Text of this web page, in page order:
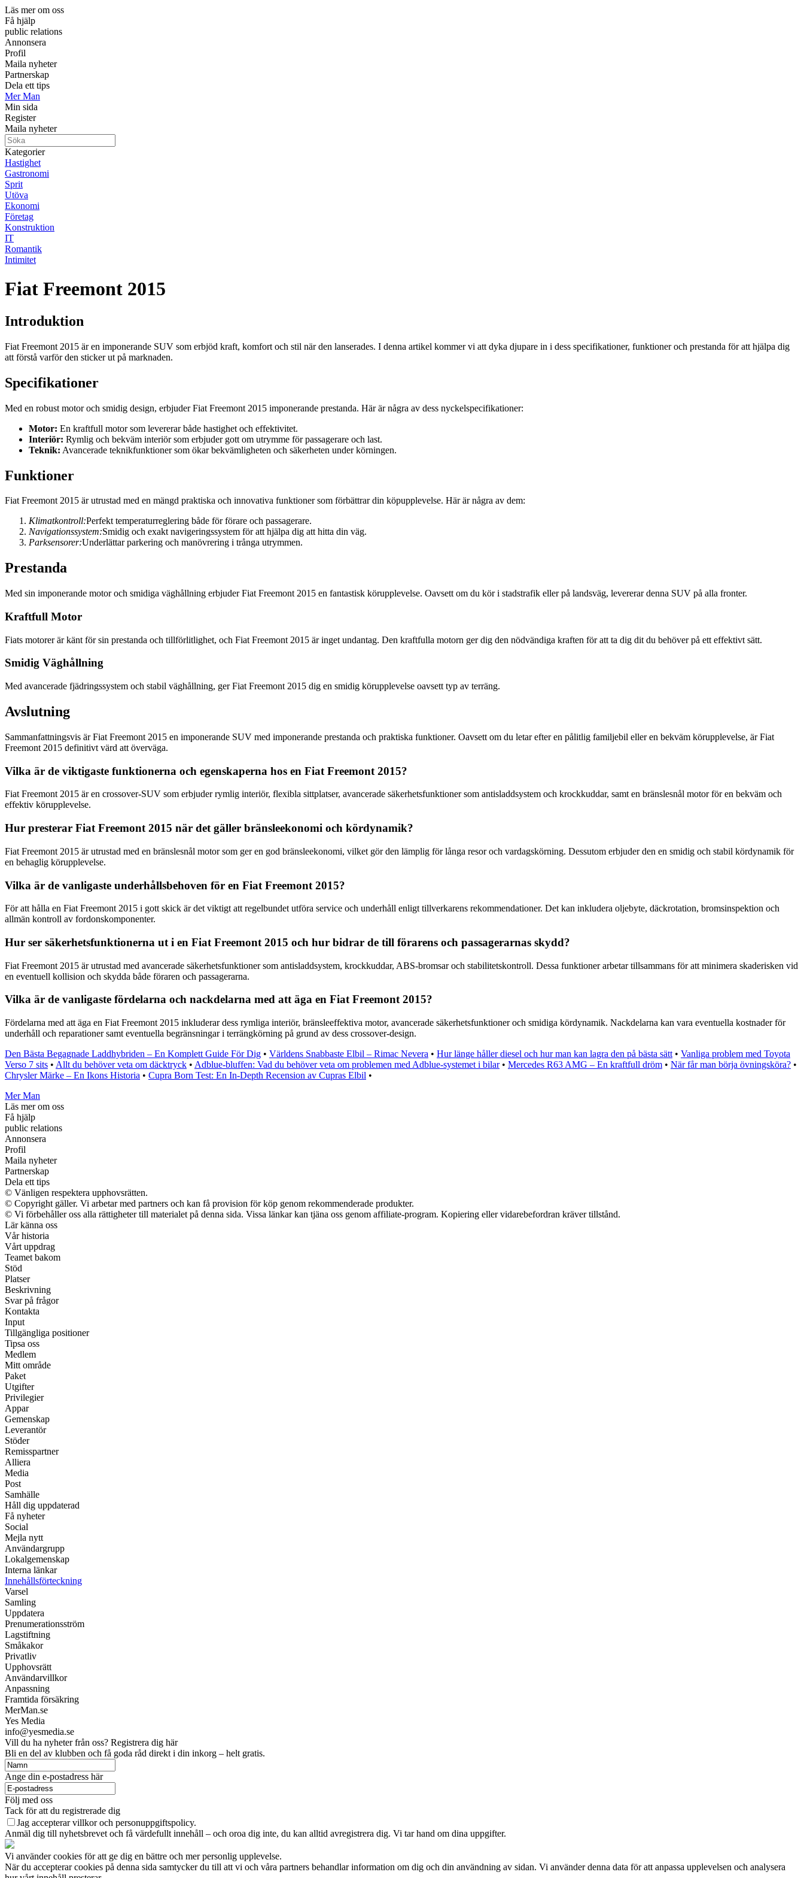
Läs mer om oss
Få hjälp
public relations
Annonsera
Profil
Maila nyheter
Partnerskap
Dela ett tips
Mer Man
Min sida
Register
Maila nyheter
Kategorier
Hastighet
Gastronomi
Sprit
Utöva
Ekonomi
Företag
Konstruktion
IT
Romantik
Intimitet
Fiat Freemont 2015
Introduktion
Fiat Freemont 2015 är en imponerande SUV som erbjöd kraft, komfort och stil när den lanserades. I denna artikel kommer vi att dyka djupare in i dess specifikationer, funktioner och prestanda för att hjälpa dig
att förstå varför den sticker ut på marknaden.
Specifikationer
Med en robust motor och smidig design, erbjuder Fiat Freemont 2015 imponerande prestanda. Här är några av dess nyckelspecifikationer:
Motor: En kraftfull motor som levererar både hastighet och effektivitet.
Interiör: Rymlig och bekväm interiör som erbjuder gott om utrymme för passagerare och last.
Teknik: Avancerade teknikfunktioner som ökar bekvämligheten och säkerheten under körningen.
Funktioner
Fiat Freemont 2015 är utrustad med en mängd praktiska och innovativa funktioner som förbättrar din köpupplevelse. Här är några av dem:
Klimatkontroll:Perfekt temperaturreglering både för förare och passagerare.
Navigationssystem:Smidig och exakt navigeringssystem för att hjälpa dig att hitta din väg.
Parksensorer:Underlättar parkering och manövrering i trånga utrymmen.
Prestanda
Med sin imponerande motor och smidiga väghållning erbjuder Fiat Freemont 2015 en fantastisk körupplevelse. Oavsett om du kör i stadstrafik eller på landsväg, levererar denna SUV på alla fronter.
Kraftfull Motor
Fiats motorer är känt för sin prestanda och tillförlitlighet, och Fiat Freemont 2015 är inget undantag. Den kraftfulla motorn ger dig den nödvändiga kraften för att ta dig dit du behöver på ett effektivt sätt.
Smidig Väghållning
Med avancerade fjädringssystem och stabil väghållning, ger Fiat Freemont 2015 dig en smidig körupplevelse oavsett typ av terräng.
Avslutning
Sammanfattningsvis är Fiat Freemont 2015 en imponerande SUV med imponerande prestanda och praktiska funktioner. Oavsett om du letar efter en pålitlig familjebil eller en bekväm körupplevelse, är Fiat
Freemont 2015 definitivt värd att överväga.
Vilka är de viktigaste funktionerna och egenskaperna hos en Fiat Freemont 2015?
Fiat Freemont 2015 är en crossover-SUV som erbjuder rymlig interiör, flexibla sittplatser, avancerade säkerhetsfunktioner som antisladdsystem och krockkuddar, samt en bränslesnål motor för en bekväm och
effektiv körupplevelse.
Hur presterar Fiat Freemont 2015 när det gäller bränsleekonomi och kördynamik?
Fiat Freemont 2015 är utrustad med en bränslesnål motor som ger en god bränsleekonomi, vilket gör den lämplig för långa resor och vardagskörning. Dessutom erbjuder den en smidig och stabil kördynamik för
en behaglig körupplevelse.
Vilka är de vanligaste underhållsbehoven för en Fiat Freemont 2015?
För att hålla en Fiat Freemont 2015 i gott skick är det viktigt att regelbundet utföra service och underhåll enligt tillverkarens rekommendationer. Det kan inkludera oljebyte, däckrotation, bromsinspektion och
allmän kontroll av fordonskomponenter.
Hur ser säkerhetsfunktionerna ut i en Fiat Freemont 2015 och hur bidrar de till förarens och passagerarnas skydd?
Fiat Freemont 2015 är utrustad med avancerade säkerhetsfunktioner som antisladdsystem, krockkuddar, ABS-bromsar och stabilitetskontroll. Dessa funktioner arbetar tillsammans för att minimera skaderisken vid
en eventuell kollision och skydda både föraren och passagerarna.
Vilka är de vanligaste fördelarna och nackdelarna med att äga en Fiat Freemont 2015?
Fördelarna med att äga en Fiat Freemont 2015 inkluderar dess rymliga interiör, bränsleeffektiva motor, avancerade säkerhetsfunktioner och smidiga kördynamik. Nackdelarna kan vara eventuella kostnader för
underhåll och reparationer samt eventuella begränsningar i terrängkörning på grund av dess crossover-design.
Den Bästa Begagnade Laddhybriden – En Komplett Guide För Dig • Världens Snabbaste Elbil – Rimac Nevera • Hur länge håller diesel och hur man kan lagra den på bästa sätt • Vanliga problem med Toyota
Verso 7 sits • Allt du behöver veta om däcktryck • Adblue-bluffen: Vad du behöver veta om problemen med Adblue-systemet i bilar• Mercedes R63 AMG – En kraftfull dröm • När får man börja övningsköra? •
Chrysler Märke – En Ikons Historia • Cupra Born Test: En In-Depth Recension av Cupras Elbil •
Mer Man
Läs mer om oss
Få hjälp
public relations
Annonsera
Profil
Maila nyheter
Partnerskap
Dela ett tips
© Vänligen respektera upphovsrätten.
© Copyright gäller. Vi arbetar med partners och kan få provision för köp genom rekommenderade produkter.
© Vi förbehåller oss alla rättigheter till materialet på denna sida. Vissa länkar kan tjäna oss genom affiliate-program. Kopiering eller vidarebefordran kräver tillstånd.
Lär känna oss
Vår historia
Vårt uppdrag
Teamet bakom
Stöd
Platser
Beskrivning
Svar på frågor
Kontakta
Input
Tillgängliga positioner
Tipsa oss
Medlem
Mitt område
Paket
Utgifter
Privilegier
Appar
Gemenskap
Leverantör
Stöder
Remisspartner
Alliera
Media
Post
Samhälle
Håll dig uppdaterad
Få nyheter
Social
Mejla nytt
Användargrupp
Lokalgemenskap
Interna länkar
Innehållsförteckning
Varsel
Samling
Uppdatera
Prenumerationsström
Lagstiftning
Småkakor
Privatliv
Upphovsrätt
Användarvillkor
Anpassning
Framtida försäkring
MerMan.se
Yes Media
info@yesmedia.se
Vill du ha nyheter från oss? Registrera dig här
Bli en del av klubben och få goda råd direkt i din inkorg – helt gratis.
Ange din e-postadress här
Följ med oss
Tack för att du registrerade dig
Jag accepterar villkor och personuppgiftspolicy.
Anmäl dig till nyhetsbrevet och få värdefullt innehåll – och oroa dig inte, du kan alltid avregistrera dig. Vi tar hand om dina uppgifter.
Vi använder cookies för att ge dig en bättre och mer personlig upplevelse.
När du accepterar cookies på denna sida samtycker du till att vi och våra partners behandlar information om dig och din användning av sidan. Vi använder denna data för att anpassa upplevelsen och analysera